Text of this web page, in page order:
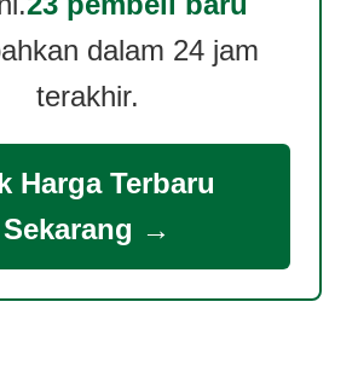
dalam 24 jam
terakhir.
Harga Terbaru
Sekarang →